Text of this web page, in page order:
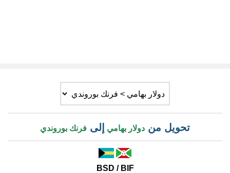
تحويل من دولار بهامي إلى فرنك بوروندي
BSD / BIF